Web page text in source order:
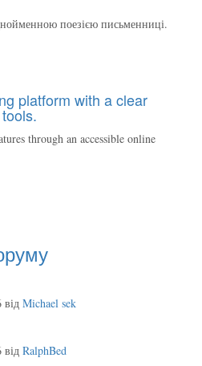
поезією письменниці.
platform with a clear
through an accessible online
Michael sek
RalphBed